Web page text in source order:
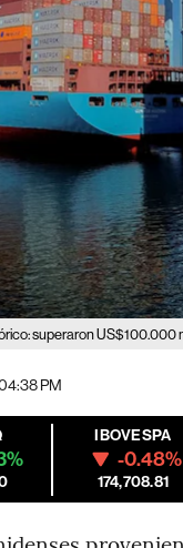
superaron US$100.000
PM
IBOVESPA
-0.48%
174,708.81